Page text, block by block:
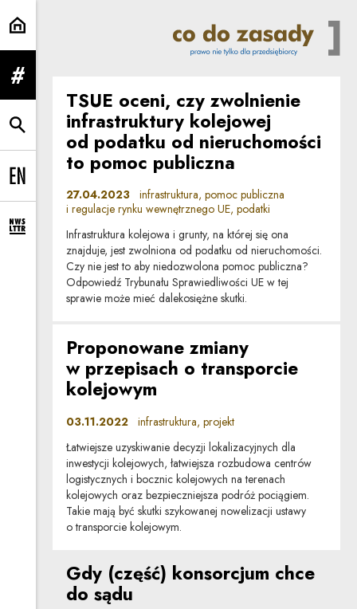
infrastruktura | Co do zasady
rozwiń menu
rozwiń wyszukiwarkę
Change language to EN
rozwiń formularz zapisu na newsletter
TSUE oceni, czy zwolnienie
infrastruktury kolejowej
od podatku od nieruchomości
to pomoc publiczna
27.04.2023 infrastruktura, pomoc publiczna
i regulacje rynku wewnętrznego UE, podatki
Infrastruktura kolejowa i grunty, na której się ona
znajduje, jest zwolniona od podatku od nieruchomości.
Czy nie jest to aby niedozwolona pomoc publiczna?
Odpowiedź Trybunału Sprawiedliwości UE w tej
sprawie może mieć dalekosiężne skutki.
Proponowane zmiany
w przepisach o transporcie
kolejowym
03.11.2022 infrastruktura, projekt
Łatwiejsze uzyskiwanie decyzji lokalizacyjnych dla
inwestycji kolejowych, łatwiejsza rozbudowa centrów
logistycznych i bocznic kolejowych na terenach
kolejowych oraz bezpieczniejsza podróż pociągiem.
Takie mają być skutki szykowanej nowelizacji ustawy
o transporcie kolejowym.
Gdy (część) konsorcjum chce
do sądu